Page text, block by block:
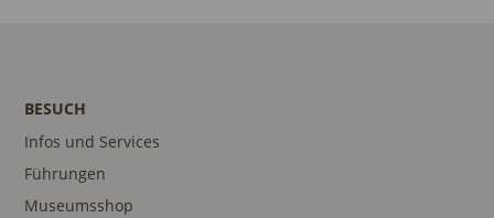
BESUCH
Infos und Services
Führungen
Museumsshop